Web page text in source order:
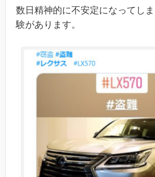
数日精神的に不安定になってし
験があります。